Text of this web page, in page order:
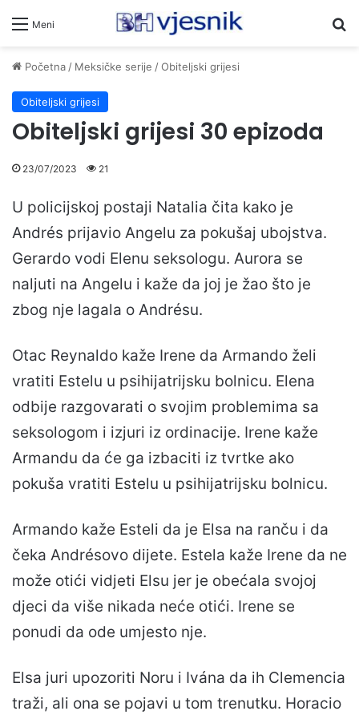
Meni
Početna/ Meksičke serije /Obiteljski grijesi
Obiteljski grijesi
Obiteljski grijesi 30 epizoda
23/07/2023 21
U policijskoj postaji Natalia čita kako je
Andrés prijavio Angelu za pokušaj ubojstva.
Gerardo vodi Elenu seksologu. Aurora se
naljuti na Angelu i kaže da joj je žao što je
zbog nje lagala o Andrésu.
Otac Reynaldo kaže Irene da Armando želi
vratiti Estelu u psihijatrijsku bolnicu. Elena
odbije razgovarati o svojim problemima sa
seksologom i izjuri iz ordinacije. Irene kaže
Armandu da će ga izbaciti iz tvrtke ako
pokuša vratiti Estelu u psihijatrijsku bolnicu.
Armando kaže Esteli da je Elsa na ranču i da
čeka Andrésovo dijete. Estela kaže Irene da ne
može otići vidjeti Elsu jer je obećala svojoj
djeci da više nikada neće otići. Irene se
ponudi da ode umjesto nje.
Elsa juri upozoriti Noru i Ivána da ih Clemencia
traži, ali ona se pojavi u tom trenutku. Horacio